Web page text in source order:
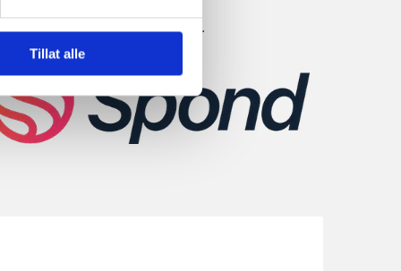
Tillat alle
på bilde for å melde deg inn.